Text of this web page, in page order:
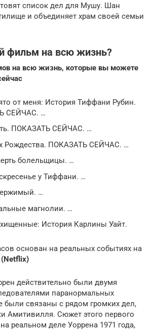
список дел для Мушу. Шан
и объединяет храм своей семьи
фильм на всю жизнь?
на всю жизнь, которые вы можете
от меня: История Тиффани Рубин.
СЕЙЧАС. …
ПОКАЗАТЬ СЕЙЧАС. …
Рождества. ПОКАЗАТЬ СЕЙЧАС. …
болельщицы. …
у Тиффани. …
…
магнолии. …
История Карлины Уайт.
основан на реальных событиях на
действительно были двумя
паранормальных
были связаны с рядом громких дел,
Амитивилля. Сюжет этого первого
реальном деле Уоррена 1971 года,